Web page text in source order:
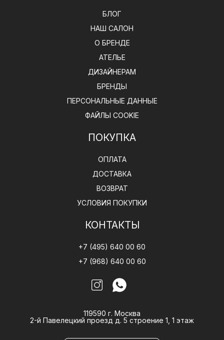
БЛОГ
НАШ САЛОН
О БРЕНДЕ
АТЕЛЬЕ
ДИЗАЙНЕРАМ
БРЕНДЫ
ПЕРСОНАЛЬНЫЕ ДАННЫЕ
ФАЙЛЫ COOKIE
ПОКУПКА
ОПЛАТА
ДОСТАВКА
ВОЗВРАТ
УСЛОВИЯ ПОКУПКИ
КОНТАКТЫ
+7 (495) 640 00 60
+7 (968) 640 00 60
119590 г. Москва
2-й Павелецкий проезд д. 5 строение 1, 1 этаж